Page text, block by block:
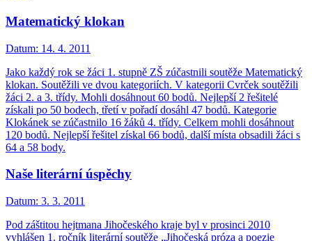
Matematický klokan
Datum: 14. 4. 2011
Jako každý rok se žáci 1. stupně ZŠ zúčastnili soutěže Matematický
klokan. Soutěžili ve dvou kategoriích. V kategorii Cvrček soutěžili
žáci 2. a 3. třídy. Mohli dosáhnout 60 bodů. Nejlepší 2 řešitelé
získali po 50 bodech, třetí v pořadí dosáhl 47 bodů. Kategorie
Klokánek se zúčastnilo 16 žáků 4. třídy. Celkem mohli dosáhnout
120 bodů. Nejlepší řešitel získal 66 bodů, další místa obsadili žáci s
64 a 58 body.
Naše literární úspěchy
Datum: 3. 3. 2011
Pod záštitou hejtmana Jihočeského kraje byl v prosinci 2010
vyhlášen 1. ročník literární soutěže „Jihočeská próza a poezie